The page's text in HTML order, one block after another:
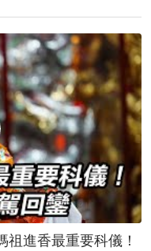
進香最重要科儀！